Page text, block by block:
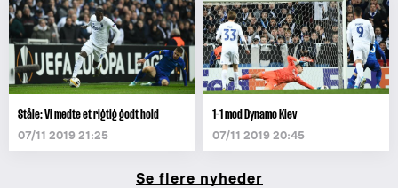
Ståle: Vi mødte et rigtig godt hold
07/11 2019 21:25
1-1 mod Dynamo Kiev
07/11 2019 20:45
Se flere nyheder